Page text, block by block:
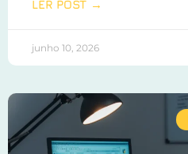
LER POST →
junho 10, 2026